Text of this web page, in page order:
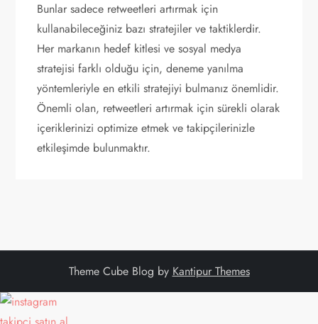
Bunlar sadece retweetleri artırmak için
kullanabileceğiniz bazı stratejiler ve taktiklerdir.
Her markanın hedef kitlesi ve sosyal medya
stratejisi farklı olduğu için, deneme yanılma
yöntemleriyle en etkili stratejiyi bulmanız önemlidir.
Önemli olan, retweetleri artırmak için sürekli olarak
içeriklerinizi optimize etmek ve takipçilerinizle
etkileşimde bulunmaktır.
Theme Cube Blog by Kantipur Themes